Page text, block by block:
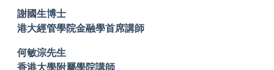
謝國生博士
港大經管學院金融學首席講師
何敏淙先生
香港大學附屬學院講師